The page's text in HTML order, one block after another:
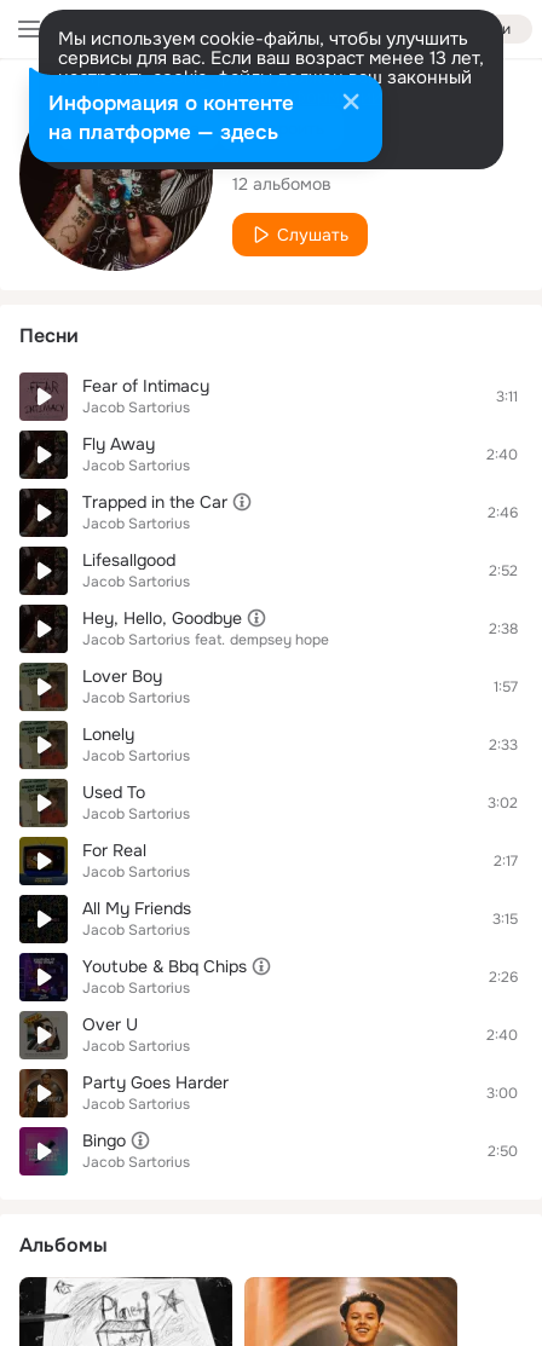
Войти
Мы используем cookie-файлы, чтобы улучшить
сервисы для вас. Если ваш возраст менее 13 лет,
настроить cookie-файлы должен ваш законный
представитель. Больше информации
Разрешить все Настроить
Исполнитель
Jacob Sartorius
12 альбомов
Слушать
Песни
Fear of Intimacy
Jacob Sartorius
3:11
Fly Away
Jacob Sartorius
2:40
Trapped in the Car
Jacob Sartorius
2:46
Lifesallgood
Jacob Sartorius
2:52
Hey, Hello, Goodbye
Jacob Sartorius feat. dempsey hope
2:38
Lover Boy
Jacob Sartorius
1:57
Lonely
Jacob Sartorius
2:33
Used To
Jacob Sartorius
3:02
For Real
Jacob Sartorius
2:17
All My Friends
Jacob Sartorius
3:15
Youtube & Bbq Chips
Jacob Sartorius
2:26
Over U
Jacob Sartorius
2:40
Party Goes Harder
Jacob Sartorius
3:00
Bingo
Jacob Sartorius
2:50
Альбомы
Информация о контенте
на платформе — здесь